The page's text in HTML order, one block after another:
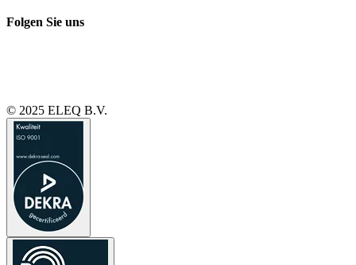
Folgen Sie uns
© 2025 ELEQ B.V.